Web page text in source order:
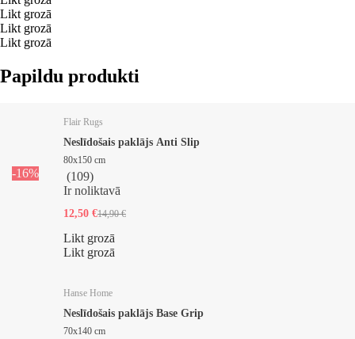
Likt grozā
Likt grozā
Likt grozā
Papildu produkti
-16%
Flair Rugs
Neslīdošais paklājs Anti Slip
80x150 cm
(109)
Ir noliktavā
12,50 €14,90 €
Likt grozā
Likt grozā
Hanse Home
Neslīdošais paklājs Base Grip
70x140 cm